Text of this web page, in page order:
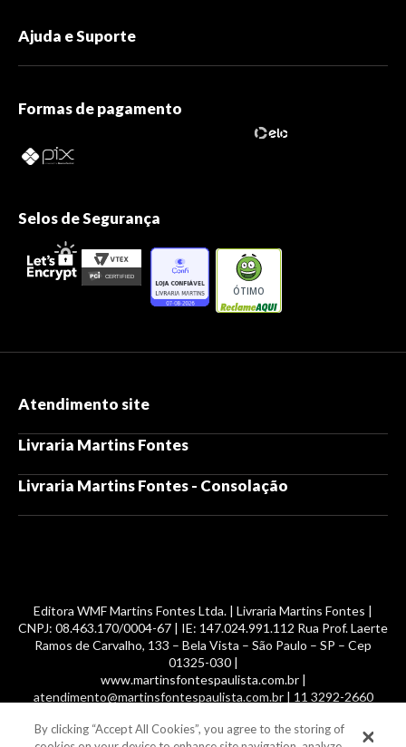
Ajuda e Suporte
Formas de pagamento
Selos de Segurança
ÓTIMO
Atendimento site
Livraria Martins Fontes
Livraria Martins Fontes - Consolação
Editora WMF Martins Fontes Ltda. | Livraria Martins Fontes |
CNPJ: 08.463.170/0004-67 | IE: 147.024.991.112 Rua Prof. Laerte
Ramos de Carvalho, 133 – Bela Vista – São Paulo – SP – Cep
01325-030 |
www.martinsfontespaulista.com.br |
atendimento@martinsfontespaulista.com.br | 11 3292-2660
© 2014 -2026, MartinsFontes livros nacionais e importados,
By clicking “Accept All Cookies”, you agree to the storing of